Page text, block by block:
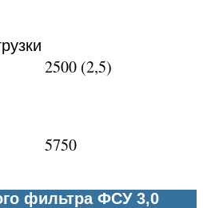
2500 (2,5)
5750
фильтра ФСУ 3,0